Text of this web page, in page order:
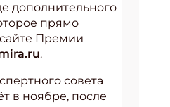
дополнительного
прямо
Премии
.
совета
в ноябре, после